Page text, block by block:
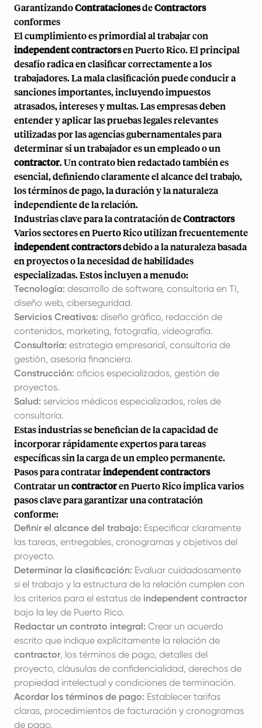
GarantizandoContratacionesdeContractors
conformes
El cumplimiento es primordial al trabajar con
independent contractorsen Puerto Rico. El principal
desafío radica en clasificar correctamente a los
trabajadores. La mala clasificación puede conducir a
sanciones importantes, incluyendo impuestos
atrasados, intereses y multas. Las empresas deben
entender y aplicar las pruebas legales relevantes
utilizadas por las agencias gubernamentales para
determinar si un trabajador es un empleado o un
contractor. Un contrato bien redactado también es
esencial, definiendo claramente el alcance del trabajo,
los términos de pago, la duración y la naturaleza
independiente de la relación.
Industrias clave para la contratación deContractors
Varios sectores en Puerto Rico utilizan frecuentemente
independent contractorsdebido a la naturaleza basada
en proyectos o la necesidad de habilidades
especializadas. Estos incluyen a menudo:
Tecnología: desarrollo de software, consultoría en TI,
diseño web, ciberseguridad.
Servicios Creativos: diseño gráfico, redacción de
contenidos, marketing, fotografía, videografía.
Consultoría: estrategia empresarial, consultoría de
gestión, asesoría financiera.
Construcción: oficios especializados, gestión de
proyectos.
Salud: servicios médicos especializados, roles de
consultoría.
Estas industrias se benefician de la capacidad de
incorporar rápidamente expertos para tareas
específicas sin la carga de un empleo permanente.
Pasos para contratarindependent contractors
Contratar uncontractoren Puerto Rico implica varios
pasos clave para garantizar una contratación
conforme:
Definir el alcance del trabajo: Especificar claramente
las tareas, entregables, cronogramas y objetivos del
proyecto.
Determinar la clasificación: Evaluar cuidadosamente
si el trabajo y la estructura de la relación cumplen con
los criterios para el estatus de independent contractor
bajo la ley de Puerto Rico.
Redactar un contrato integral: Crear un acuerdo
escrito que indique explícitamente la relación de
contractor, los términos de pago, detalles del
proyecto, cláusulas de confidencialidad, derechos de
propiedad intelectual y condiciones de terminación.
Acordar los términos de pago: Establecer tarifas
claras, procedimientos de facturación y cronogramas
de pago.